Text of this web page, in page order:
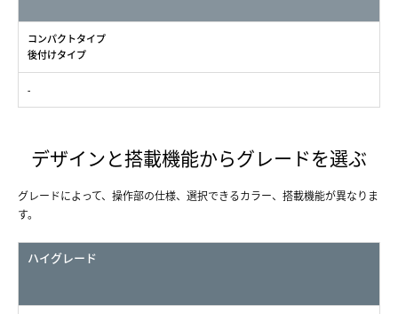
コンパクトタイプ
後付けタイプ
-
デザインと搭載機能からグレードを選ぶ
グレードによって、操作部の仕様、選択できるカラー、搭載機能が異なりま
す。
ハイグレード